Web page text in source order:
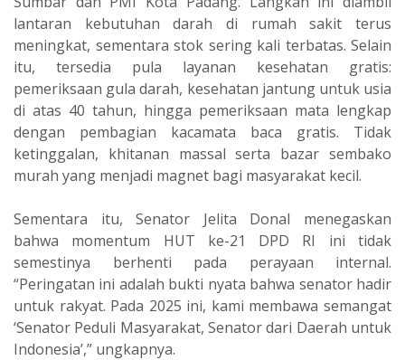
lantaran kebutuhan darah di rumah sakit terus
meningkat, sementara stok sering kali terbatas. Selain
itu, tersedia pula layanan kesehatan gratis:
pemeriksaan gula darah, kesehatan jantung untuk usia
di atas 40 tahun, hingga pemeriksaan mata lengkap
dengan pembagian kacamata baca gratis. Tidak
ketinggalan, khitanan massal serta bazar sembako
murah yang menjadi magnet bagi masyarakat kecil.
‎Sementara itu, Senator Jelita Donal menegaskan
bahwa momentum HUT ke-21 DPD RI ini tidak
semestinya berhenti pada perayaan internal.
“Peringatan ini adalah bukti nyata bahwa senator hadir
untuk rakyat. Pada 2025 ini, kami membawa semangat
‘Senator Peduli Masyarakat, Senator dari Daerah untuk
Indonesia’,” ungkapnya.